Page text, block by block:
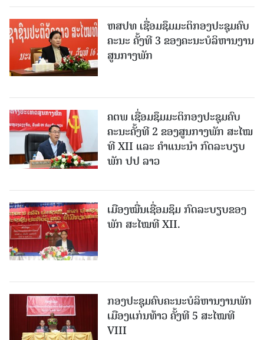
ຫສປທ ເຊື່ອມຊຶມມະຕິກອງປະຊຸມຄົບ
ຄະນະ ຄັ້ງທີ 3 ຂອງຄະນະບໍລິຫານງານ
ສູນກາງພັກ
ຄຕພ ເຊື່ອມຊຶມມະຕິກອງປະຊຸມຄົບ
ຄະນະຄັ້ງທີ 2 ຂອງສູນກາງພັກ ສະໄໝ
ທີ XII ແລະ ຄໍາແນະນໍາ ກົດລະບຽບ
ພັກ ປປ ລາວ
ເມືອງ​ໝື່ນເຊື່ອມຊຶມ ກົດລະບຽບຂອງ
ພັກ ສະໄໝທີ XII.
ກອງປະຊຸມຄົບຄະນະບໍລິຫານງານພັກ
ເມືອງແກ່ນ​ທ້າວ ຄັ້ງທີ 5 ສະໄໝທີ
VIII